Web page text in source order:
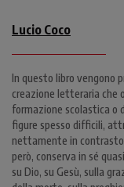
Lucio Coco
In questo libro vengono
creazione letteraria che
formazione scolastica o
figure spesso difficili,
nettamente in
però, conserva in sé
su Dio, su Gesù, sulla